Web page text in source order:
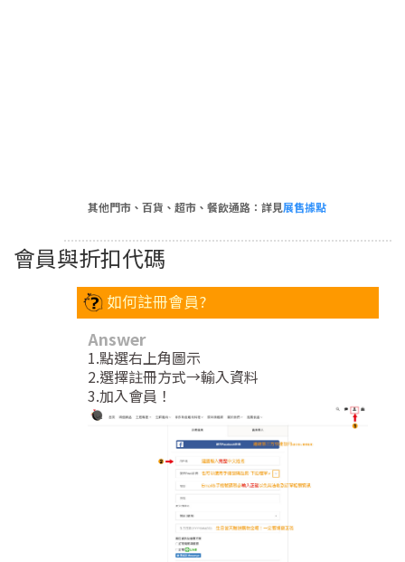
其他門市、百貨、超市、餐飲通路：詳見展售據點
會員與折扣代碼
如何註冊會員?
Answer
1.點選右上角圖示
2.選擇註冊方式→輸入資料
3.加入會員！